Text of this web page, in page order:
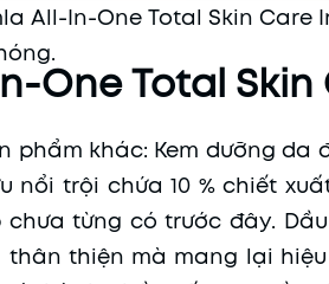
All-In-One Total Skin Care
One Total Skin
phẩm khác: Kem dưỡng da
nổi trội chứa 10 % chiết
từng có trước đây.
thiện mà mang lại